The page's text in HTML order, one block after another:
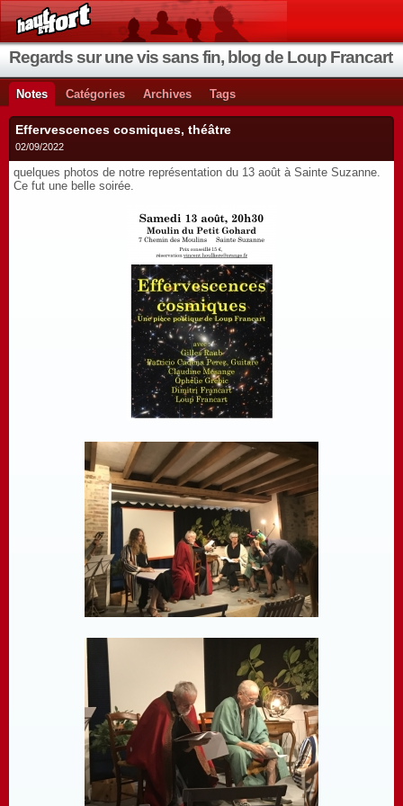
Regards sur une vis sans fin, blog de Loup Francart
Notes Catégories Archives Tags
Effervescences cosmiques, théâtre
02/09/2022
quelques photos de notre représentation du 13 août à Sainte Suzanne.
Ce fut une belle soirée.